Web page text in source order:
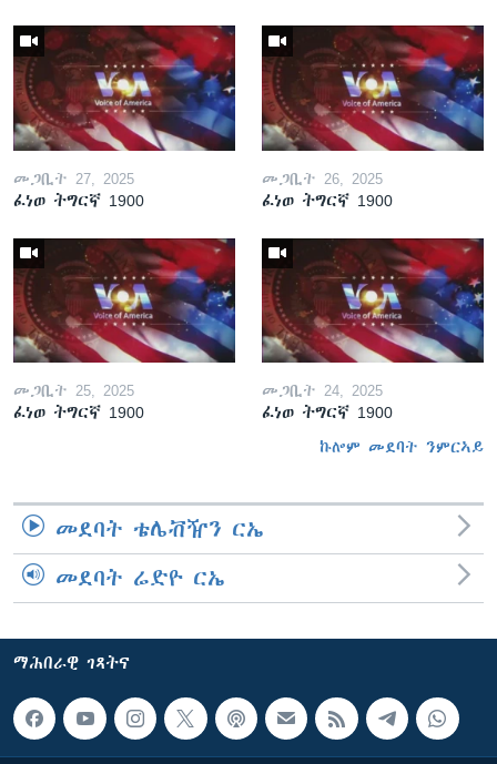
መጋቢት 27, 2025
ፈነወ ትግርኛ 1900
መጋቢት 26, 2025
ፈነወ ትግርኛ 1900
መጋቢት 25, 2025
ፈነወ ትግርኛ 1900
መጋቢት 24, 2025
ፈነወ ትግርኛ 1900
ኩሎም መደባት ንምርኣይ
መደባት ቴሌቭዥን ርኤ
መደባት ሬድዮ ርኤ
ማሕበራዊ ገጻትና